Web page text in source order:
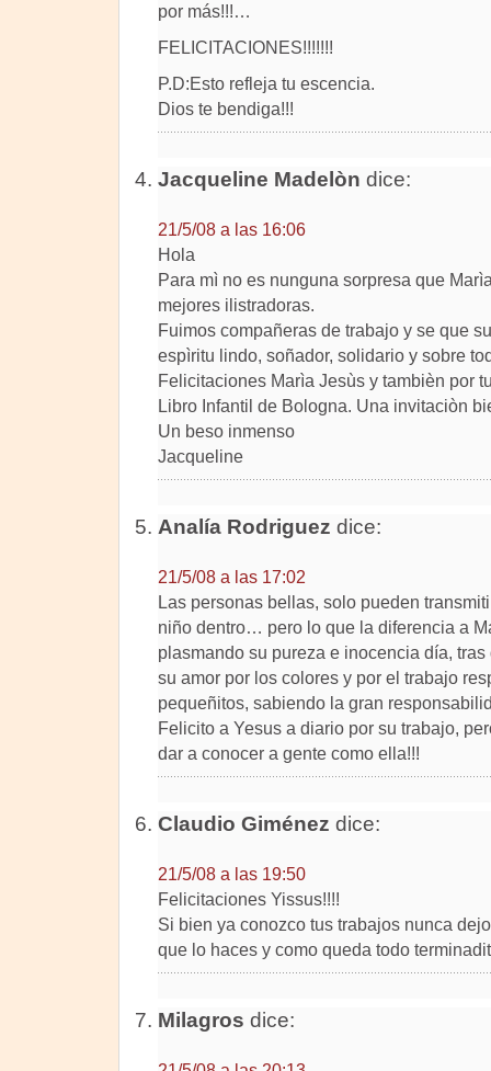
por más!!!…
FELICITACIONES!!!!!!!
P.D:Esto refleja tu escencia.
Dios te bendiga!!!
Jacqueline Madelòn dice:
21/5/08 a las 16:06
Hola
Para mì no es nunguna sorpresa que
mejores ilistradoras.
Fuimos compañeras de trabajo y se que
espìritu lindo, soñador, solidario y sobre
Felicitaciones Marìa Jesùs y tambièn por
Libro Infantil de Bologna. Una invitaciòn
Un beso inmenso
Jacqueline
Analía Rodriguez dice:
21/5/08 a las 17:02
Las personas bellas, solo pueden
niño dentro… pero lo que la diferencia a
plasmando su pureza e inocencia día,
su amor por los colores y por el trabajo
pequeñitos, sabiendo la gran
Felicito a Yesus a diario por su trabajo,
dar a conocer a gente como ella!!!
Claudio Giménez dice:
21/5/08 a las 19:50
Felicitaciones Yissus!!!!
Si bien ya conozco tus trabajos nunca
que lo haces y como queda todo
Milagros dice: